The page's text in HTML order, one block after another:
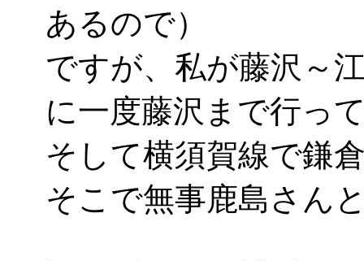
あるので）
ですが、私が藤沢～
に一度藤沢まで行っ
そして横須賀線で鎌
そこで無事鹿島さん